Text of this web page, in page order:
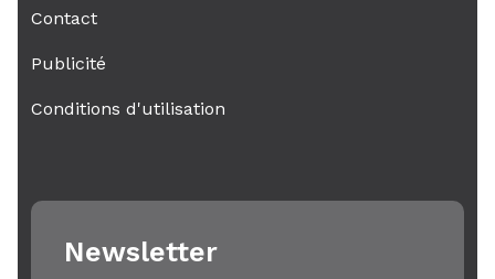
Contact
Publicité
Conditions d'utilisation
Newsletter